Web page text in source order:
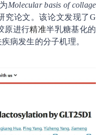
Molecular basis of collage
究论文。该论文发现了G
原进行精准半乳糖基化的
病发生的分子机理。